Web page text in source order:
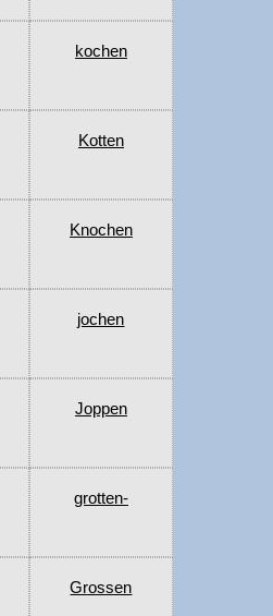
kochen
Kotten
Knochen
jochen
Joppen
grotten-
Grossen